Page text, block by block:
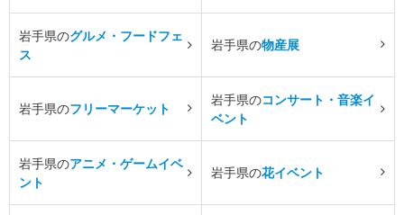
岩手県のグルメ・フードフェ
ス
岩手県の物産展
岩手県のフリーマーケット
岩手県のコンサート・音楽イ
ベント
岩手県のアニメ・ゲームイベ
ント
岩手県の花イベント